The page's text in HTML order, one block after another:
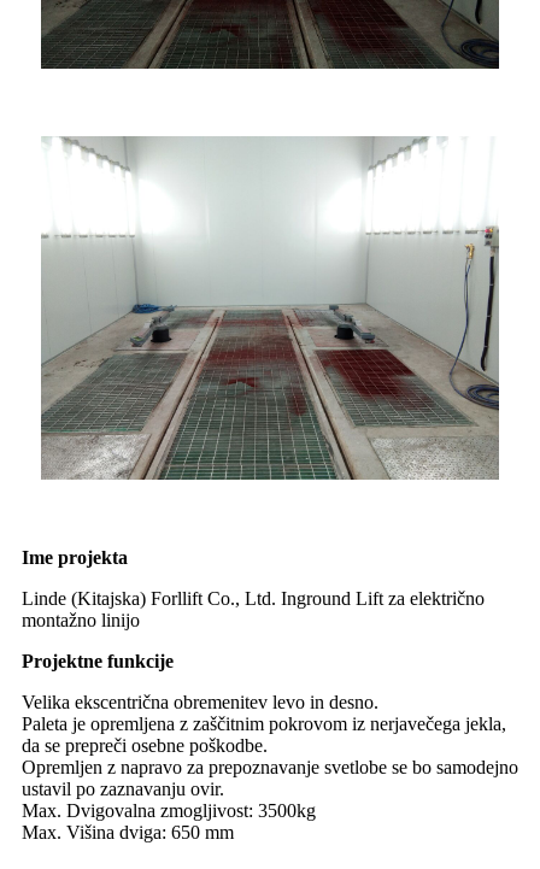
Ime projekta
Linde (Kitajska) Forllift Co., Ltd. Inground Lift za električno
montažno linijo
Projektne funkcije
Velika ekscentrična obremenitev levo in desno.
Paleta je opremljena z zaščitnim pokrovom iz nerjavečega jekla,
da se prepreči osebne poškodbe.
Opremljen z napravo za prepoznavanje svetlobe se bo samodejno
ustavil po zaznavanju ovir.
Max. Dvigovalna zmogljivost: 3500kg
Max. Višina dviga: 650 mm